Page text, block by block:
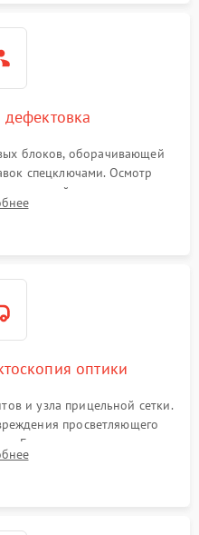
блоков, оборачивающей
спецключами. Осмотр
пружин и
причин люфта, смещения
оптики
и узла прицельной сетки.
просветляющего
Бережная очистка стекол
гравированной